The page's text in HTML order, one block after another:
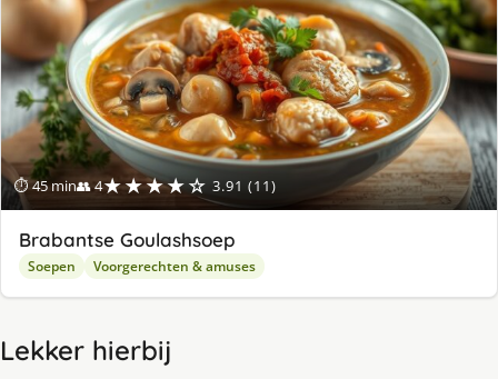
⏱ 45 min👥 4★★★★☆ 3.91 (11)
Brabantse Goulashsoep
Soepen Voorgerechten & amuses
Lekker hierbij